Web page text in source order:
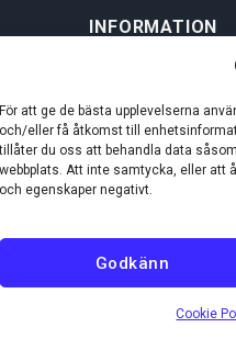
För att ge de bästa upplevelserna
och/eller få åtkomst till
tillåter du oss att behandla data
webbplats. Att inte samtycka, eller att
och egenskaper negativt.
Godkänn
Cookie
INFORMATION
Kundservice